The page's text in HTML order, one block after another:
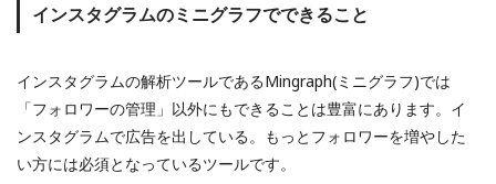
インスタグラムのミニグラフでできること
インスタグラムの解析ツールであるMingraph(ミニグラフ)では
「フォロワーの管理」以外にもできることは豊富にあります。イ
ンスタグラムで広告を出している。もっとフォロワーを増やした
い方には必須となっているツールです。